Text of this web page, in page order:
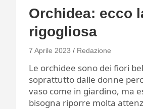
Orchidea: ecco
rigogliosa
7 Aprile 2023 Redazione
Le orchidee sono dei fiori
soprattutto dalle donne
vaso come in giardino, ma
bisogna riporre molta